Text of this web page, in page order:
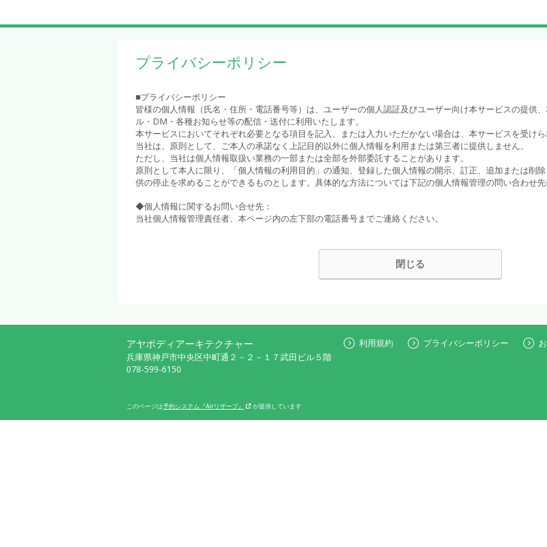
プライバシーポリシー
■プライバシーポリシー
皆様の個人情報（氏名・住所・電話番号等）は、ユーザーの個人認証及びユーザー向け本サービスの提供
ル・DM・各種お知らせ等の配信・送付に利用いたします。
本サービスにおいてそれぞれ必要となる項目を記入、または入力いただかない場合は、本サービスを受けら
当社は、原則として、ご本人の承諾なく上記目的以外に個人情報を利用または第三者に提供しません。
ただし、当社は個人情報取扱い業務の一部または全部を外部委託することがあります。
原則として本人に限り、「個人情報の利用目的」の通知、登録した個人情報の開示、訂正、追加または削
供の停止を求めることができるものとします。具体的な方法については下記の個人情報管理の問い合わせ
◆個人情報に関するお問い合せ先：
当社個人情報管理責任者、本ページ内の左下部の電話番号までご連絡ください。
閉じる
アヤボディアーキテクチャー
兵庫県神戸市中央区中町通２－２－１７武田ビル５階
078-599-6150
利用規約 プライバシーポリシー
このページは予約システム『Airリザーブ』 が提供しています